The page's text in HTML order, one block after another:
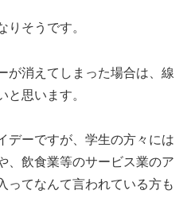
りそうです。
が消えてしまった場合は、線
と思います。
デーですが、学生の方々には
、飲食業等のサービス業のア
ってなんて言われている方も